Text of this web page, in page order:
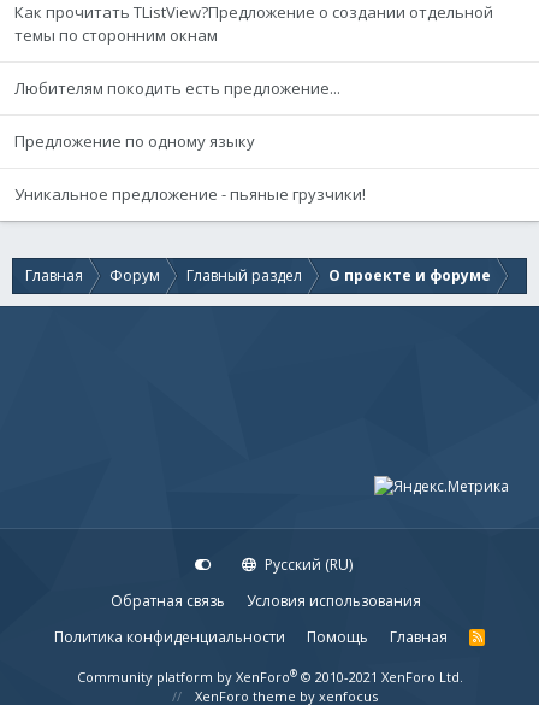
Как прочитать TListView?Предложение о создании отдельной
темы по сторонним окнам
Любителям покодить есть предложение...
Предложение по одному языку
Уникальное предложение - пьяные грузчики!
Главная Форум Главный раздел О проекте и форуме
Русский (RU)
Обратная связь
Условия использования
Политика конфиденциальности
Помощь Главная
R
S
Community platform by XenForo® © 2010-2021 XenForo Ltd.
XenForo theme by xenfocus